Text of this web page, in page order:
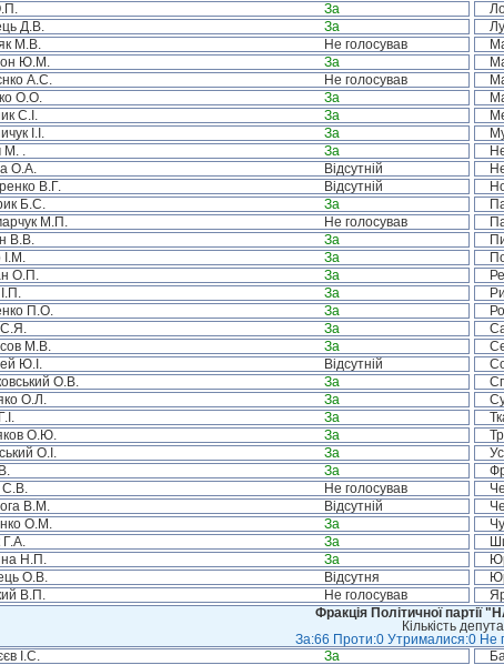
За
Д.В.
За
М.В.
Не голосував
Ю.М.
За
А.С.
Не голосував
О.О.
За
С.І.
За
І.І.
За
М. .
За
О.А.
Відсутній
В.Г.
Відсутній
Б.С.
За
М.П.
Не голосував
В.В.
За
І.М.
За
О.П.
За
За
П.О.
За
С.Я.
За
М.В.
За
Ю.І.
Відсутній
О.В.
За
О.Л.
За
За
О.Ю.
За
О.І.
За
За
С.В.
Не голосував
В.М.
Відсутній
О.М.
За
Г.А.
За
Н.П.
За
О.В.
Відсутня
В.П.
Не голосував
Фракція Політичної
Кількість
За:66 Проти:0 Утрималися:0 Не
І.С.
За